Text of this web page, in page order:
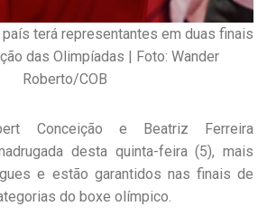
terá representantes em duas finais
das Olimpíadas | Foto: Wander
Roberto/COB
Conceição e Beatriz Ferreira
desta quinta-feira (5), mais
e estão garantidos nas finais de
do boxe olímpico.